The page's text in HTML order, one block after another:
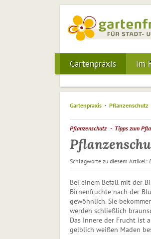
Gartenpraxis Im
Gartenpraxis Pflanzenschutz
Pflanzenschutz Tipps zum
Schlagworte zu diesem Artikel:
Bei einem Befall mit der
Birnenfrüchte nach der
gewöhnlich. Sie
werden schließlich
Das Innere der Frucht ist
gelblich weißen Maden